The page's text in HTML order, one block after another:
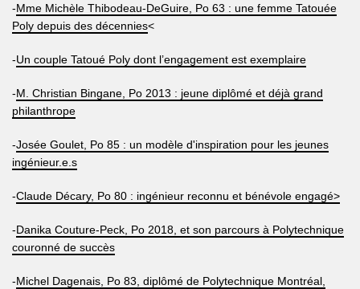
-Mme Michèle Thibodeau-DeGuire, Po 63 : une femme Tatouée
Poly depuis des décennies<
-Un couple Tatoué Poly dont l’engagement est exemplaire
-M. Christian Bingane, Po 2013 : jeune diplômé et déjà grand
philanthrope
-Josée Goulet, Po 85 : un modèle d'inspiration pour les jeunes
ingénieur.e.s
-Claude Décary, Po 80 : ingénieur reconnu et bénévole engagé>
-Danika Couture-Peck, Po 2018, et son parcours à Polytechnique
couronné de succès
-Michel Dagenais, Po 83, diplômé de Polytechnique Montréal,